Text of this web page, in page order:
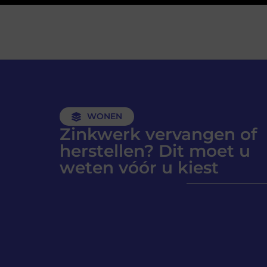
WONEN
Zinkwerk vervangen of
herstellen? Dit moet u
weten vóór u kiest